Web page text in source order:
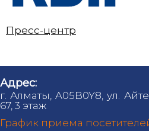
Пресс-центр
Адрес:
г. Алматы, A05B0Y8, ул.
67, 3 этаж
График приема